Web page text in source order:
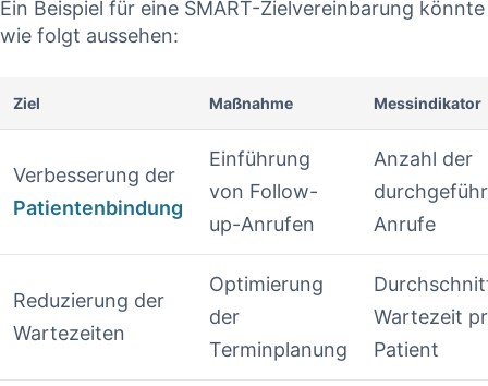
Ein Beispiel für eine SMART-Zielvereinbarung könnte
wie folgt aussehen:
Ziel Maßnahme Messindikator
Verbesserung der
Patientenbindung
Einführung
von ⁢Follow-
up-Anrufen
Anzahl der
Anrufe
Reduzierung ⁤der
Wartezeiten
Optimierung
der
Terminplanung
Wartezeit
Patient